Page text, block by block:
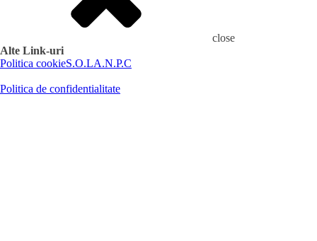
close
Alte Link-uri
Politica cookieS.O.LA.N.P.C
Politica de confidentialitate